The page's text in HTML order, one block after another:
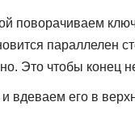
поворачиваем
параллелен
Это чтобы конец
вдеваем его в